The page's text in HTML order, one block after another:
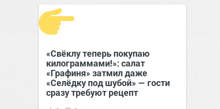
«Свёклу теперь покупаю
килограммами!»: салат
«Графиня» затмил даже
«Селёдку под шубой» — гости
сразу требуют рецепт